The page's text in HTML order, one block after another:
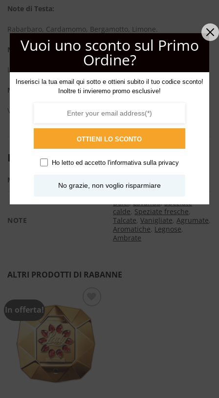
Note di Testa:
Rabarbaro, Cardamomo, Bergamotto, Limone.
Note di Cuore:
Lavanda, Patchouli, Geranio, Legno di Cedro.
Note di Fondo:
Vaniglia, Vetiver di Haiti, Balsamo del Tolù.
INFORMAZIONI AGGIUNTIVE
ML
NOTE
Dolci,Lavanda,Speziate
calde, Speziate fresche,
Talcate,Vanigliate,Agrumate,
Aromatiche, Legnose,
Ambrate
ALTRI PRODOTTI DI RABANNE
In offerta!
Aggiungi
alla lista
desideri
Vuoi uno sconto sul Primo
Ordine?
Inserisci la tua email qui sotto e ottieni subito il tuo codice sconto!
Inoltre ti invieremo promo esclusive!
OTTIENI LO SCONTO
Ho letto ed accetto l'informativa sulla privacy
No grazie, non voglio risparmiare